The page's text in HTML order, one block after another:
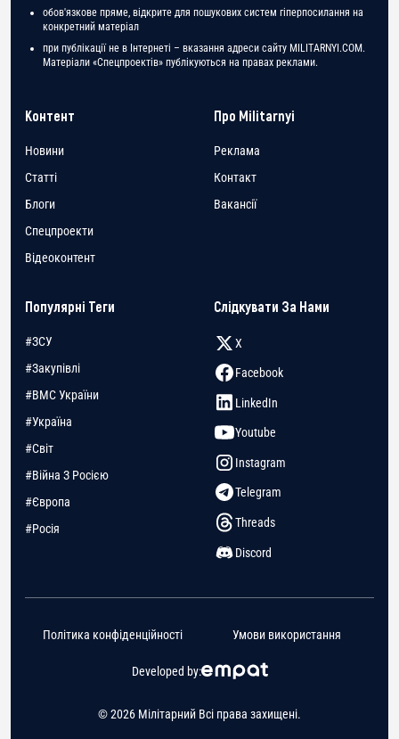
обов'язкове пряме, відкрите для пошукових систем гіперпосилання на
конкретний матеріал
при публікації не в Інтернеті – вказання адреси сайту MILITARNYI.COM.
Матеріали «Спецпроектів» публікуються на правах реклами.
Контент
Новини
Статті
Блоги
Спецпроекти
Відеоконтент
Про Militarnyi
Реклама
Контакт
Вакансії
Популярні Теги
#ЗСУ
#Закупівлі
#ВМС України
#Україна
#Світ
#Війна З Росією
#Європа
#Росія
Слідкувати За Нами
X
Facebook
LinkedIn
Youtube
Instagram
Telegram
Threads
Discord
© 2026 Мілітарний Всі права захищені.
Developed by:
Політика конфіденційності Умови використання